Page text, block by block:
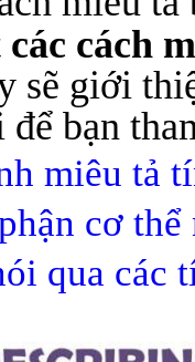
các cách
sẽ giới
bạn
miêu tả
cơ
qua các